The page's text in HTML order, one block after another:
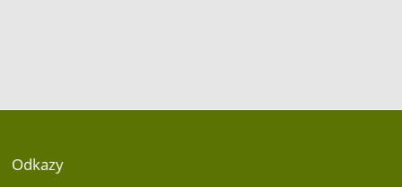
Odkazy